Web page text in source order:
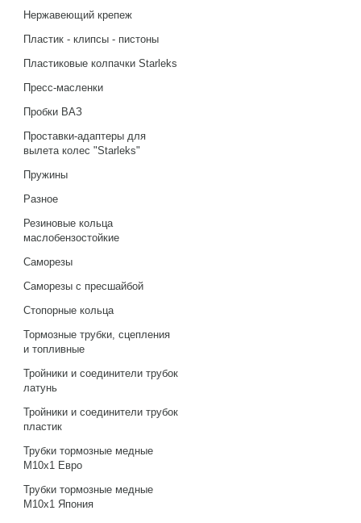
Нержавеющий крепеж
Пластик - клипсы - пистоны
Пластиковые колпачки Starleks
Пресс-масленки
Пробки ВАЗ
Проставки-адаптеры для
вылета колес "Starleks"
Пружины
Разное
Резиновые кольца
маслобензостойкие
Саморезы
Саморезы с пресшайбой
Стопорные кольца
Тормозные трубки, сцепления
и топливные
Тройники и соединители трубок
латунь
Тройники и соединители трубок
пластик
Трубки тормозные медные
М10х1 Евро
Трубки тормозные медные
М10х1 Япония